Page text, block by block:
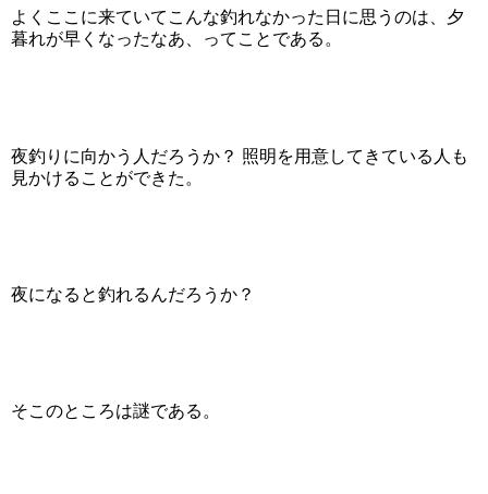
よくここに来ていてこんな釣れなかった日に思うのは、夕
暮れが早くなったなあ、ってことである。
夜釣りに向かう人だろうか？ 照明を用意してきている人も
見かけることができた。
夜になると釣れるんだろうか？
そこのところは謎である。